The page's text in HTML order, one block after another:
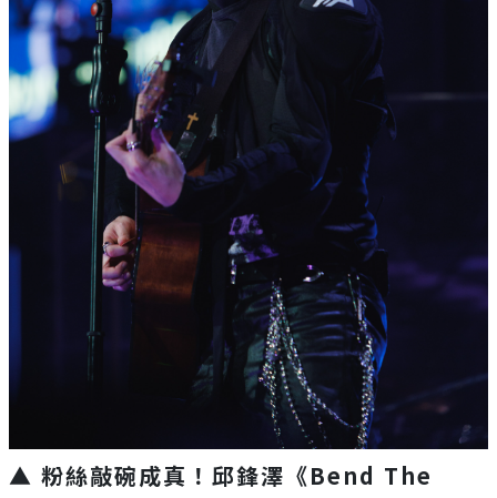
▲ 粉絲敲碗成真！邱鋒澤《Bend The